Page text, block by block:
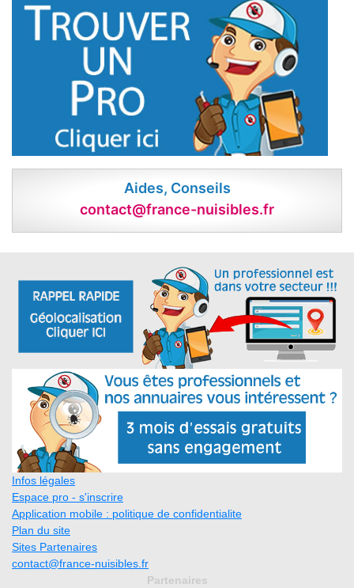
Aides, Conseils
contact@france-nuisibles.fr
Infos légales
Espace pro - s'inscrire
Application mobile : politique de confidentialite
Plan du site
Sites Partenaires
contact@france-nuisibles.fr
Partenaires